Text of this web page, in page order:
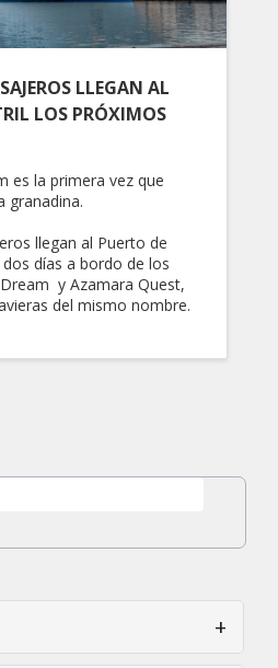
LLEGAN AL
LOS PRÓXIMOS
es la primera vez que
granadina.
llegan al Puerto de
días a bordo de los
y Azamara Quest,
del mismo nombre.
+